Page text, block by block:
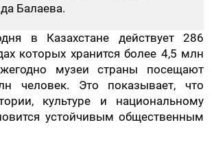
Балаева.
в Казахстане действует 286
которых хранится более 4,5 млн
музеи страны посещают
человек. Это показывает, что
культуре и национальному
устойчивым общественным